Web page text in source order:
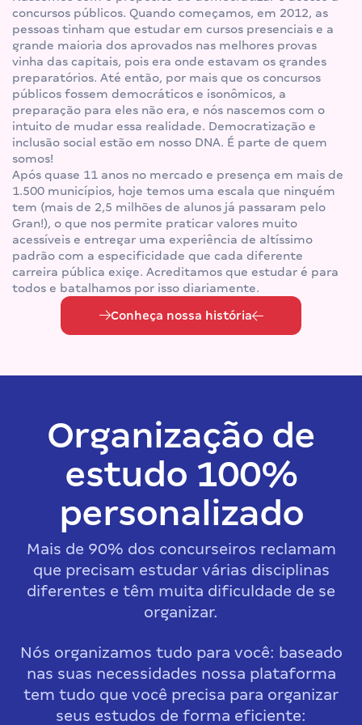
concursos públicos. Quando começamos, em 2012, as
pessoas tinham que estudar em cursos presenciais e a
grande maioria dos aprovados nas melhores provas
vinha das capitais, pois era onde estavam os grandes
preparatórios. Até então, por mais que os concursos
públicos fossem democráticos e isonômicos, a
preparação para eles não era, e nós nascemos com o
intuito de mudar essa realidade. Democratização e
inclusão social estão em nosso DNA. É parte de quem
somos!
Após quase 11 anos no mercado e presença em mais de
1.500 municípios, hoje temos uma escala que ninguém
tem (mais de 2,5 milhões de alunos já passaram pelo
Gran!), o que nos permite praticar valores muito
acessíveis e entregar uma experiência de altíssimo
padrão com a especificidade que cada diferente
carreira pública exige. Acreditamos que estudar é para
todos e batalhamos por isso diariamente.
Conheça nossa história
Organização de
estudo 100%
personalizado
Mais de 90% dos concurseiros reclamam
que precisam estudar várias disciplinas
diferentes e têm muita dificuldade de se
organizar.
Nós organizamos tudo para você: baseado
nas suas necessidades nossa plataforma
tem tudo que você precisa para organizar
seus estudos de forma eficiente: